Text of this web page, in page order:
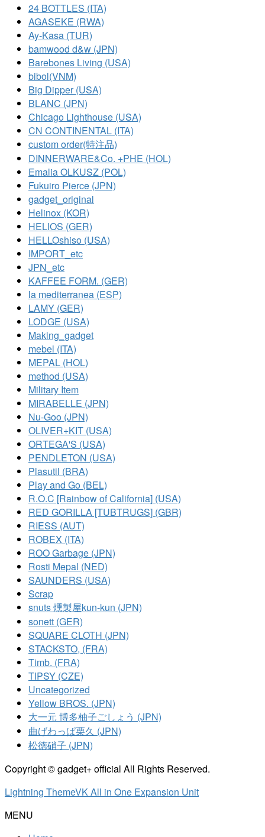
24 BOTTLES (ITA)
AGASEKE (RWA)
Ay-Kasa (TUR)
bamwood d&w (JPN)
Barebones Living (USA)
bibol(VNM)
Big Dipper (USA)
BLANC (JPN)
Chicago Lighthouse (USA)
CN CONTINENTAL (ITA)
custom order(特注品)
DINNERWARE&Co. +PHE (HOL)
Emalia OLKUSZ (POL)
Fukuiro Pierce (JPN)
gadget_original
Helinox (KOR)
HELIOS (GER)
HELLOshiso (USA)
IMPORT_etc
JPN_etc
KAFFEE FORM. (GER)
la mediterranea (ESP)
LAMY (GER)
LODGE (USA)
Making_gadget
mebel (ITA)
MEPAL (HOL)
method (USA)
Military Item
MIRABELLE (JPN)
Nu-Goo (JPN)
OLIVER+KIT (USA)
ORTEGA'S (USA)
PENDLETON (USA)
Plasutil (BRA)
Play and Go (BEL)
R.O.C [Rainbow of California] (USA)
RED GORILLA [TUBTRUGS] (GBR)
RIESS (AUT)
ROBEX (ITA)
ROO Garbage (JPN)
Rosti Mepal (NED)
SAUNDERS (USA)
Scrap
snuts 燻製屋kun-kun (JPN)
sonett (GER)
SQUARE CLOTH (JPN)
STACKSTO, (FRA)
Timb. (FRA)
TIPSY (CZE)
Uncategorized
Yellow BROS. (JPN)
大一元 博多柚子ごしょう (JPN)
曲げわっぱ栗久 (JPN)
松徳硝子 (JPN)
Copyright © gadget+ official All Rights Reserved.
Lightning ThemeVK All in One Expansion Unit
MENU